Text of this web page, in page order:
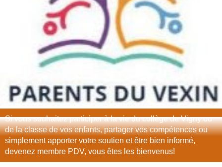
Si vous souhaitez participer à la vie du collège de Vigny ou
de la classe de vos enfants, partager vos compétences ou
simplement apporter votre soutien et être bien informé,
devenez membre PDV, vous êtes les bienvenus!